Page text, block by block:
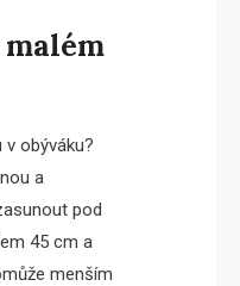
obýváku?
a
pod
45 cm a
menším